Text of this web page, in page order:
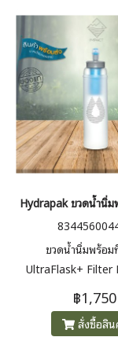
Hydrapak ขวดน้ำนิ่
ขวดน้ำนิ่มพร้อม
UltraFlask+ Filter
แบคทีเรียได้ถึง
มาตรฐาน HSF 42 - เ
฿1,750
สั่งซื้อสิน